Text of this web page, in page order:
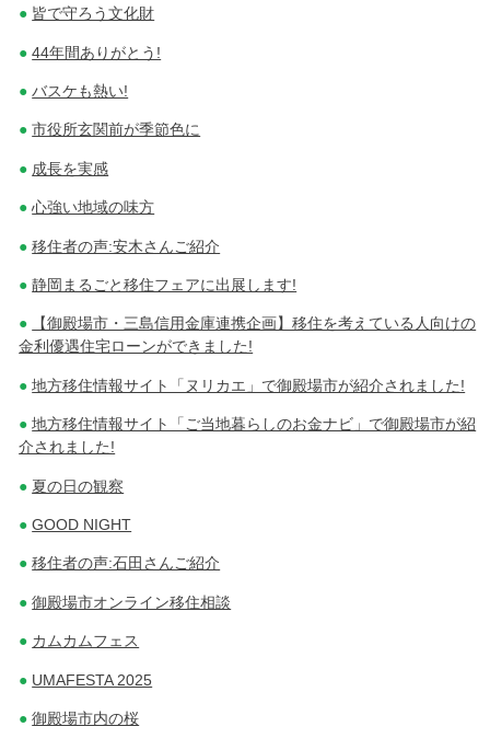
皆で守ろう文化財
44年間ありがとう!
バスケも熱い!
市役所玄関前が季節色に
成長を実感
心強い地域の味方
移住者の声:安木さんご紹介
静岡まるごと移住フェアに出展します!
【御殿場市・三島信用金庫連携企画】移住を考えている人向けの
金利優遇住宅ローンができました!
地方移住情報サイト「ヌリカエ」で御殿場市が紹介されました!
地方移住情報サイト「ご当地暮らしのお金ナビ」で御殿場市が紹
介されました!
夏の日の観察
GOOD NIGHT
移住者の声:石田さんご紹介
御殿場市オンライン移住相談
カムカムフェス
UMAFESTA 2025
御殿場市内の桜